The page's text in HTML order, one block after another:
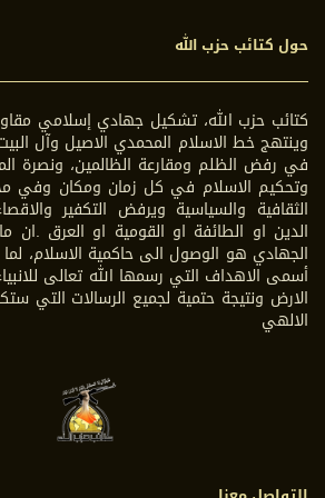
حول كتائب حزب الله
كتائب حزب الله، تشكيل جهادي إسلامي
وينتهج خط الاسلام المحمدي الاصيل وآل
في رفض الظلم ومقارعة الظالمين، ونصرة
وتحكيم الاسلام في كل زمان ومكان وفي
الثقافية والسياسية ويرفض التكفير
الدين او الطائفة او القومية او العرق
الجهادي هو الوصول الى حاكمية الاسلام،
أسمى الاهداف التي رسمها الله تعالى
الارض ونتيجة حتمية لجميع الرسالات التي
الالهي